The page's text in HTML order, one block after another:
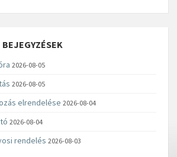
2026-08-05
2026-08-05
elrendelése 2026-08-04
2026-08-04
rendelés 2026-08-03